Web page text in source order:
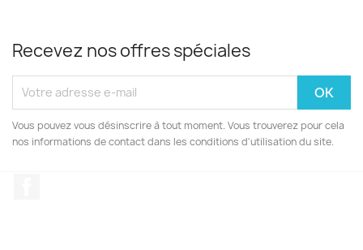
Recevez nos offres spéciales
Vous pouvez vous désinscrire à tout moment. Vous trouverez pour cela
nos informations de contact dans les conditions d'utilisation du site.